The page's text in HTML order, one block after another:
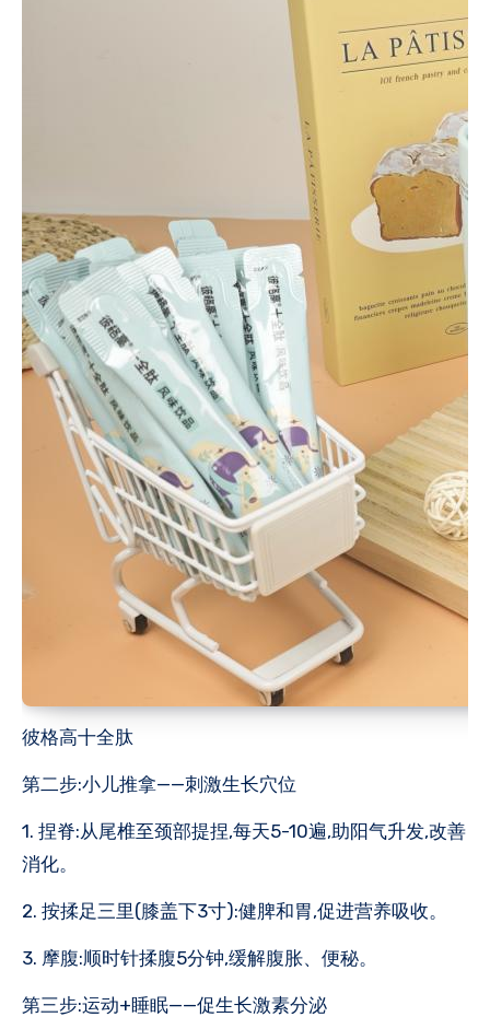
彼格高十全肽
第二步:小儿推拿——刺激生长穴位
1. 捏脊:从尾椎至颈部提捏,每天5-10遍,助阳气升发,改善
消化。
2. 按揉足三里(膝盖下3寸):健脾和胃,促进营养吸收。
3. 摩腹:顺时针揉腹5分钟,缓解腹胀、便秘。
第三步:运动+睡眠——促生长激素分泌